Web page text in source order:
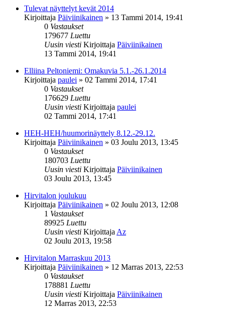
Tulevat näyttelyt kevät 2014
Kirjoittaja Päiviinikainen » 13 Tammi 2014, 19:41
0 Vastaukset
179677 Luettu
Uusin viesti Kirjoittaja Päiviinikainen
13 Tammi 2014, 19:41
Elliina Peltoniemi: Omakuvia 5.1.-26.1.2014
Kirjoittaja paulei » 02 Tammi 2014, 17:41
0 Vastaukset
176629 Luettu
Uusin viesti Kirjoittaja paulei
02 Tammi 2014, 17:41
HEH-HEH/huumorinäyttely 8.12.-29.12.
Kirjoittaja Päiviinikainen » 03 Joulu 2013, 13:45
0 Vastaukset
180703 Luettu
Uusin viesti Kirjoittaja Päiviinikainen
03 Joulu 2013, 13:45
Hirvitalon joulukuu
Kirjoittaja Päiviinikainen » 02 Joulu 2013, 12:08
1 Vastaukset
89925 Luettu
Uusin viesti Kirjoittaja Az
02 Joulu 2013, 19:58
Hirvitalon Marraskuu 2013
Kirjoittaja Päiviinikainen » 12 Marras 2013, 22:53
0 Vastaukset
178881 Luettu
Uusin viesti Kirjoittaja Päiviinikainen
12 Marras 2013, 22:53